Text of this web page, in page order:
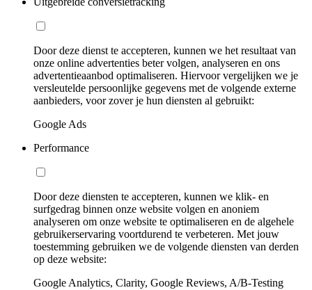
Door deze dienst te accepteren, kunnen we het resultaat van
onze online advertenties beter volgen, analyseren en ons
advertentieaanbod optimaliseren. Hiervoor vergelijken we je
versleutelde persoonlijke gegevens met de volgende externe
aanbieders, voor zover je hun diensten al gebruikt:
Google Ads
Performance
Door deze diensten te accepteren, kunnen we klik- en
surfgedrag binnen onze website volgen en anoniem
analyseren om onze website te optimaliseren en de algehele
gebruikerservaring voortdurend te verbeteren. Met jouw
toestemming gebruiken we de volgende diensten van derden
op deze website:
Google Analytics, Clarity, Google Reviews, A/B-Testing